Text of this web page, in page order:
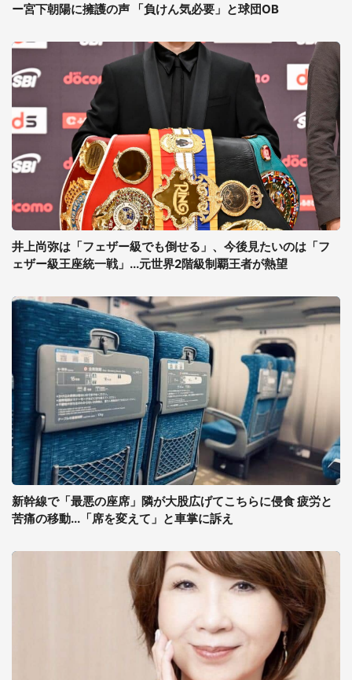
ー宮下朝陽に擁護の声 「負けん気必要」と球団OB
井上尚弥は「フェザー級でも倒せる」、今後見たいのは「フ
ェザー級王座統一戦」...元世界2階級制覇王者が熱望
新幹線で「最悪の座席」隣が大股広げてこちらに侵食 疲労と
苦痛の移動...「席を変えて」と車掌に訴え